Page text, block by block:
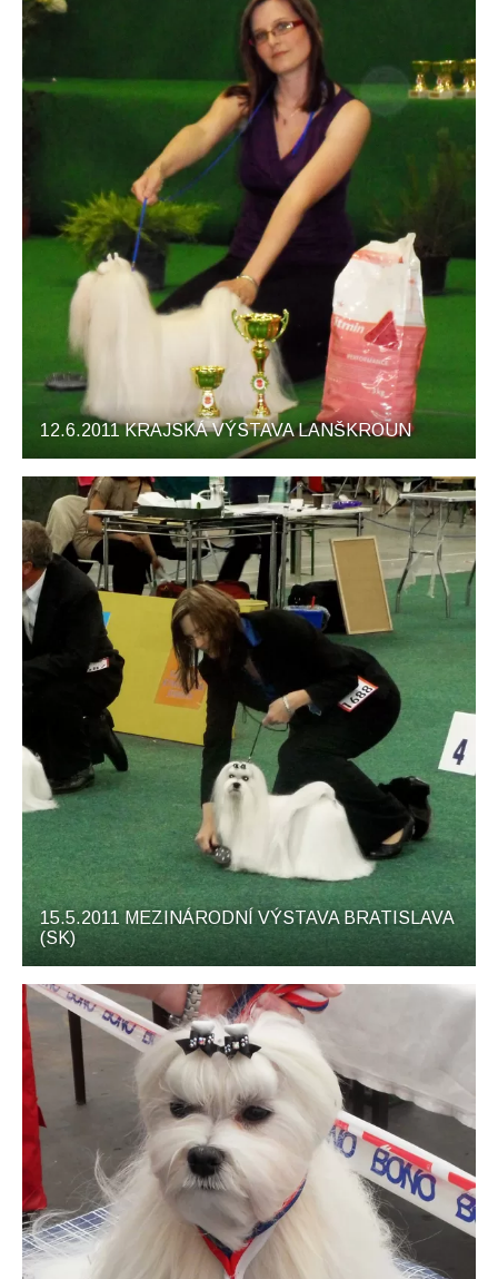
12.6.2011 KRAJSKÁ VÝSTAVA LANŠKROUN
15.5.2011 MEZINÁRODNÍ VÝSTAVA BRATISLAVA
(SK)